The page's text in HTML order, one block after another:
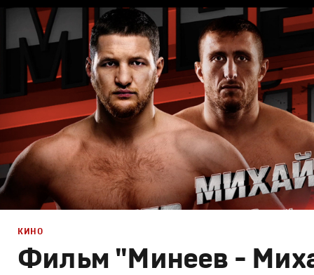
Спортивный брендинг,Cпортивное
Фильм "Минеев -
КИНО